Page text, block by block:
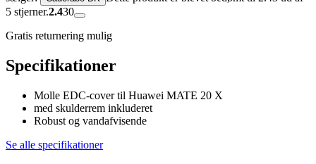
5 stjerner.2.430
Gratis returnering mulig
Specifikationer
Molle EDC-cover til Huawei MATE 20 X
med skulderrem inkluderet
Robust og vandafvisende
Se alle specifikationer